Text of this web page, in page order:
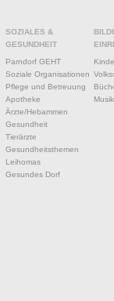
SOZIALES &
GESUNDHEIT
Parndorf GEHT
Soziale Organisationen
Pflege und Betreuung
Apotheke
Ärzte/Hebammen
Gesundheit
Tierärzte
Gesundheitsthemen
Leihomas
Gesundes Dorf